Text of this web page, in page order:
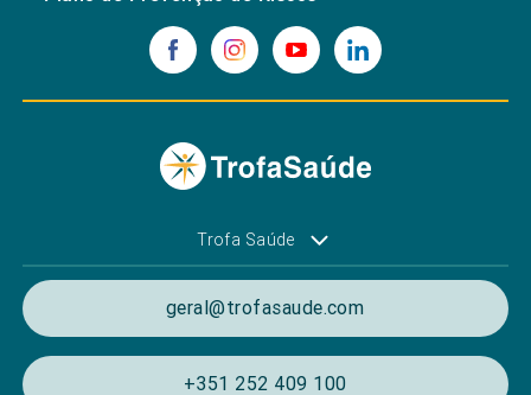
Trofa Saúde
geral@trofasaude.com
+351 252 409 100